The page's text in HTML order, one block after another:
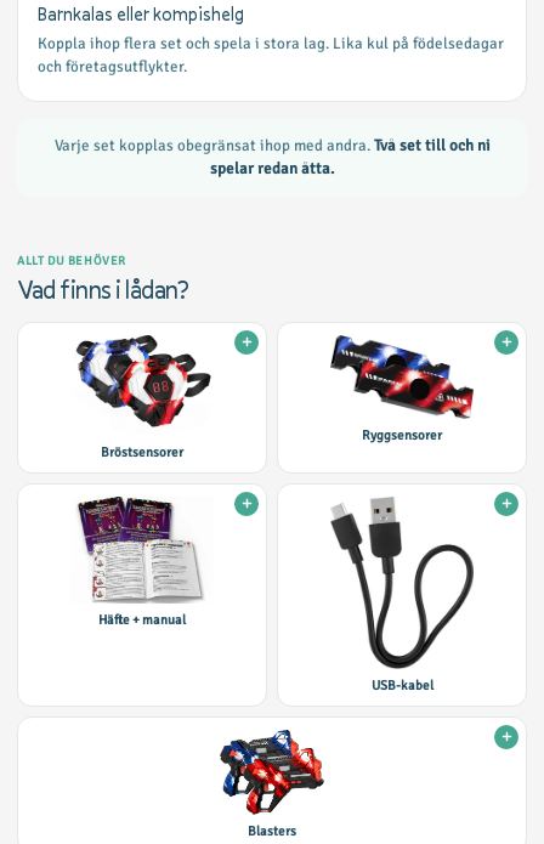
Barnkalas eller kompishelg
Koppla ihop flera set och spela i stora lag. Lika kul på födelsedagar
och företagsutflykter.
Varje set kopplas obegränsat ihop med andra.Två set till och ni
spelar redan åtta.
ALLT DU BEHÖVER
Vad finns i lådan?
Bröstsensorer
Ryggsensorer
Häfte + manual
USB-kabel
Blasters